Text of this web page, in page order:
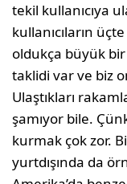
tekil kullanıcıya
kullanıcıların
oldukça büyük
taklidi var ve biz
Ulaş­tıkları
şamıyor bile.
kurmak çok zor.
yurtdışında da